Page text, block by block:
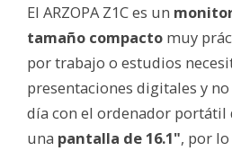
El ARZOPA Z1C es un
tamaño compacto muy
por trabajo o estudios
presentaciones digitales y
día con el ordenador portátil
una pantalla de 16.1", por